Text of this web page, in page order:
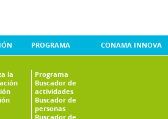
la
PROGRAMA
Programa
Buscador de
actividades
Buscador de
personas
Buscador de
CONAMA INNOVA